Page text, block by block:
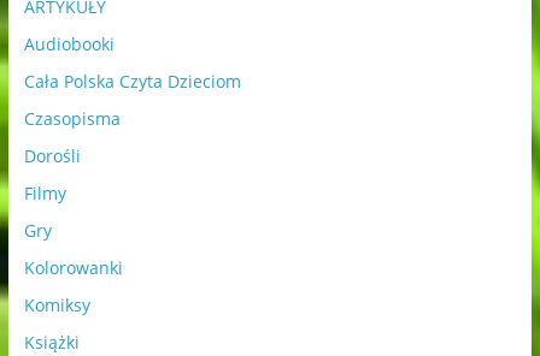
ARTYKUŁY
Audiobooki
Cała Polska Czyta Dzieciom
Czasopisma
Dorośli
Filmy
Gry
Kolorowanki
Komiksy
Książki